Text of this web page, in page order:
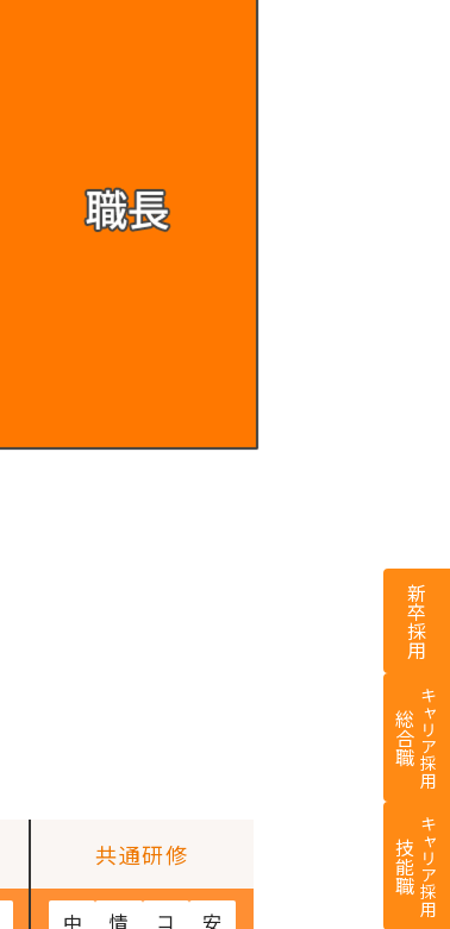
新卒採用
キャリア採用
総合職
キャリア採用
技能職
共通研修